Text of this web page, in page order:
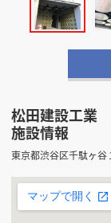
松田建設工業
施設情報
東京都渋谷区千駄ヶ谷